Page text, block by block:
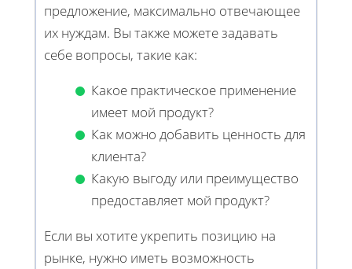
предложение, максимально отвечающее
их нуждам. Вы также можете задавать
себе вопросы, такие как:
Какое практическое применение
имеет мой продукт?
Как можно добавить ценность для
клиента?
Какую выгоду или преимущество
предоставляет мой продукт?
Если вы хотите укрепить позицию на
рынке, нужно иметь возможность